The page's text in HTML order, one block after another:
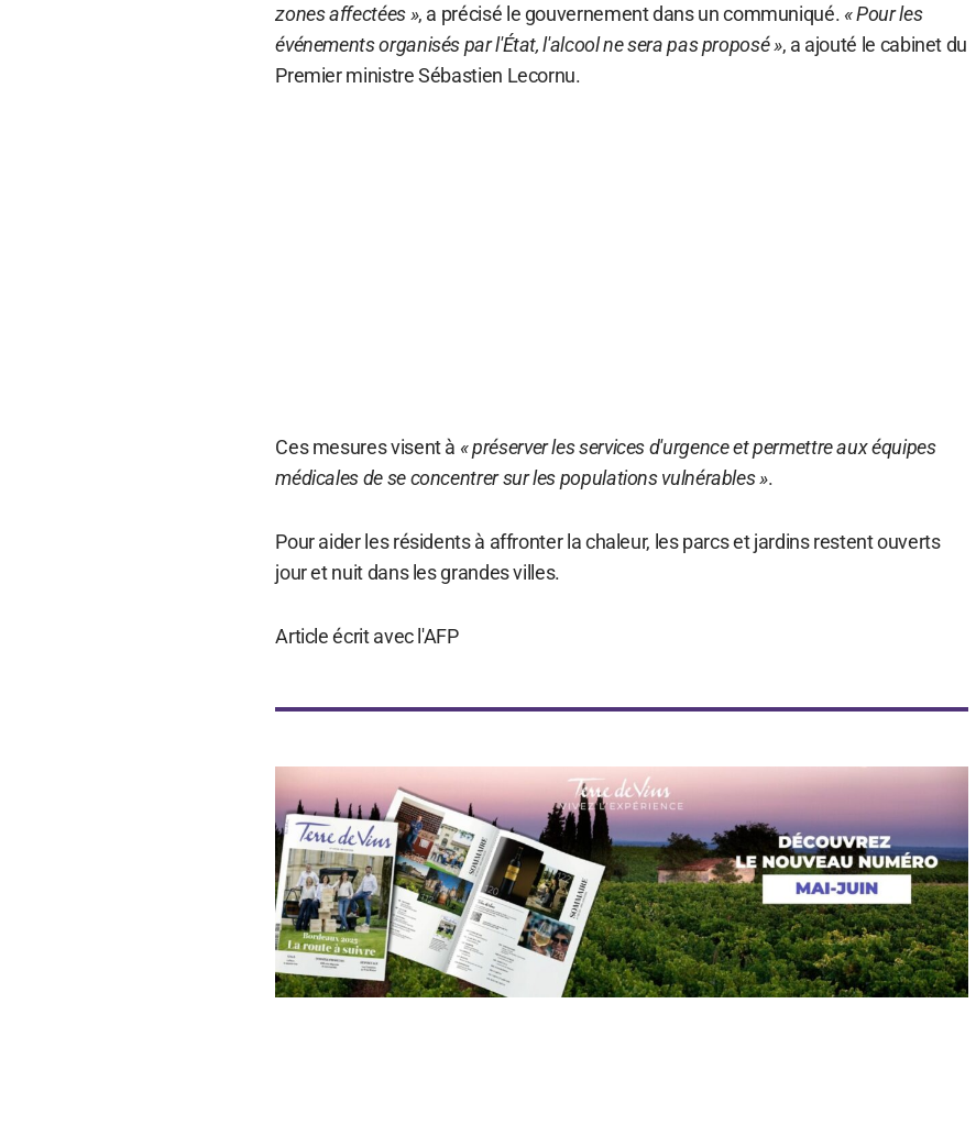
zones affectées », a précisé le gouvernement dans un communiqué.« Pour les
événements organisés par l'État, l'alcool ne sera pas proposé », a ajouté le cabinet du
Premier ministre Sébastien Lecornu.
Ces mesures visent à « préserver les services d'urgence et permettre aux équipes
médicales de se concentrer sur les populations vulnérables ».
Pour aider les résidents à affronter la chaleur, les parcs et jardins restent ouverts
jour et nuit dans les grandes villes.
Article écrit avec l'AFP